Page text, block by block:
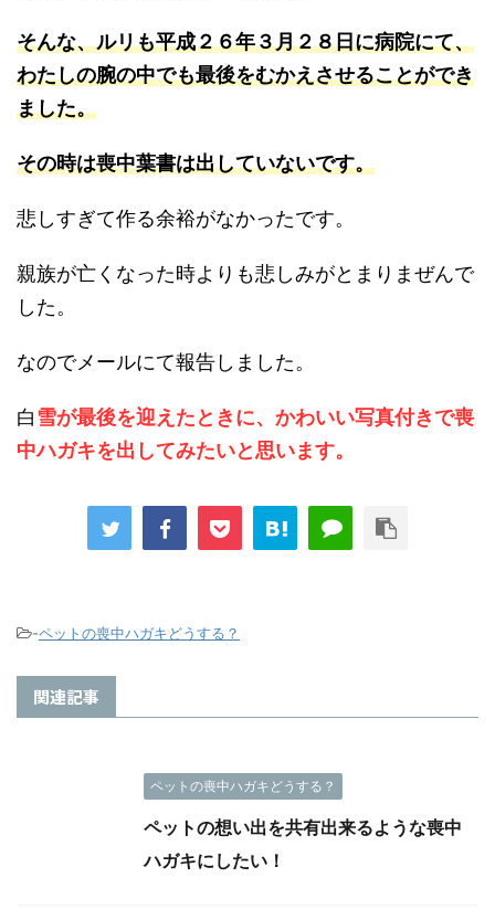
そんな、ルリも平成２６年３月２８日に病院にて、
わたしの腕の中でも最後をむかえさせることができ
ました。
その時は喪中葉書は出していないです。
悲しすぎて作る余裕がなかったです。
親族が亡くなった時よりも悲しみがとまりまぜんで
した。
なのでメールにて報告しました。
白雪が最後を迎えたときに、かわいい写真付きで喪
中ハガキを出してみたいと思います。
-ペットの喪中ハガキどうする？
関連記事
ペットの喪中ハガキどうする？
ペットの想い出を共有出来るような喪中
ハガキにしたい！